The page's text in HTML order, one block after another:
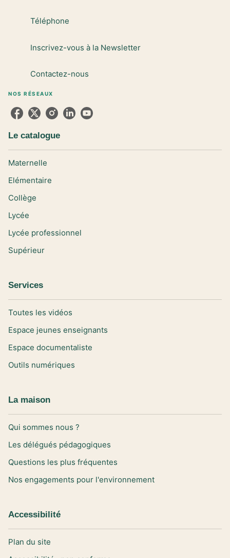
Téléphone
Inscrivez-vous à la Newsletter
Contactez-nous
NOS RÉSEAUX
Le catalogue
Maternelle
Elémentaire
Collège
Lycée
Lycée professionnel
Supérieur
Services
Toutes les vidéos
Espace jeunes enseignants
Espace documentaliste
Outils numériques
La maison
Qui sommes nous ?
Les délégués pédagogiques
Questions les plus fréquentes
Nos engagements pour l'environnement
Accessibilité
Plan du site